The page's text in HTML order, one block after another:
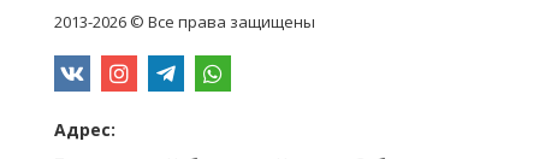
2013-2026 © Все права защищены
Адрес: